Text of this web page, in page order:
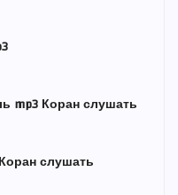
mp3 Коран слушать
слушать